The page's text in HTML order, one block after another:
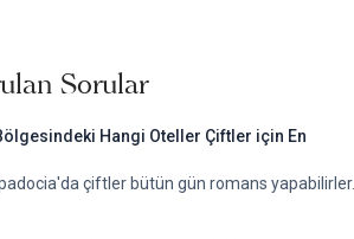
Sorular
Hangi Oteller Çiftler için En
çiftler bütün gün romans yapabilirler.